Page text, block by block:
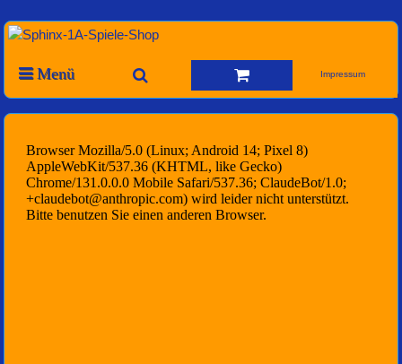
Menü Impressum